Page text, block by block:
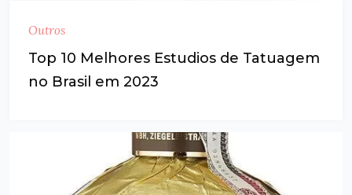
Outros
Top 10 Melhores Estudios de Tatuagem
no Brasil em 2023